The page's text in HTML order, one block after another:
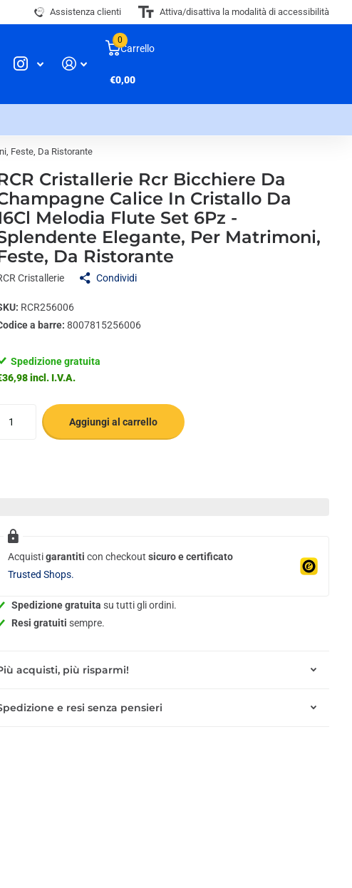
Assistenza clienti Attiva/disattiva la modalità di accessibilità
Carrello
0
€0,00
Feste, Da Ristorante
Cristallerie Rcr Bicchiere Da
Calice In Cristallo Da
Melodia Flute Set 6Pz -
Elegante, Per Matrimoni,
Da Ristorante
Cristallerie Condividi
RCR256006
a barre: 8007815256006
Spedizione gratuita
incl. I.V.A.
Aggiungi al carrello
Acquistigarantiti con checkout sicuro e certificato
Trusted Shops.
Spedizione gratuita su tutti gli ordini.
Resi gratuiti sempre.
acquisti, più risparmi!
e resi senza pensieri